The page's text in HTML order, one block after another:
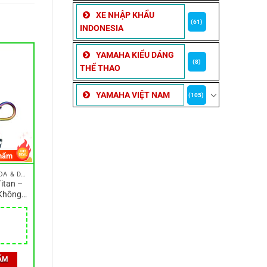
XE NHẬP KHẨU
INDONESIA
(61)
YAMAHA KIỂU DÁNG
THỂ THAO
(8)
YAMAHA VIỆT NAM (105)
MÓC TREO ĐỒ, MÓC KHÓA & DÂY ĐEO
–
chất
máy